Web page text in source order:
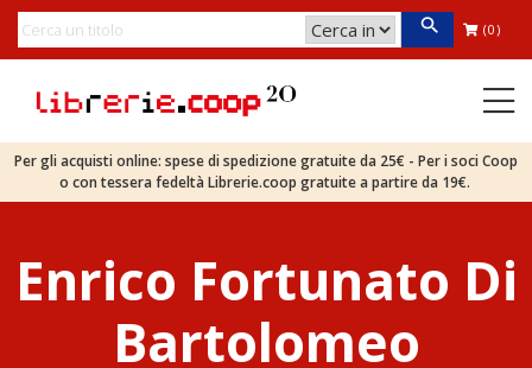
(0)
Per gli acquisti online: spese di spedizione gratuite da 25€ - Per i soci Coop
o con tessera fedeltà Librerie.coop gratuite a partire da 19€.
Enrico Fortunato Di
Bartolomeo